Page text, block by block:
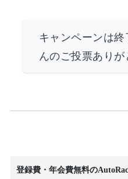
キャンペーンは
んのご投票ありが
登録費・年会費無料の